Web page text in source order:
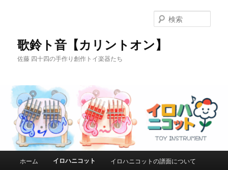
歌鈴ト音【カリントオン】
佐藤 四十四の手作り創作トイ楽器たち
索
ホーム イロハニコット イロハニコットの譜面について